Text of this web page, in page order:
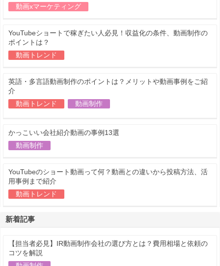
動画xマーケティング
YouTubeショートで稼ぎたい人必見！収益化の条件、動画制作の
ポイントは？
動画トレンド
英語・多言語動画制作のポイントは？メリットや動画事例をご紹
介
動画トレンド
動画制作
かっこいい会社紹介動画の事例13選
動画制作
YouTubeのショート動画って何？動画との違いから投稿方法、活
用事例まで紹介
動画トレンド
新着記事
【担当者必見】IR動画制作会社の選び方とは？費用相場と依頼の
コツを解説